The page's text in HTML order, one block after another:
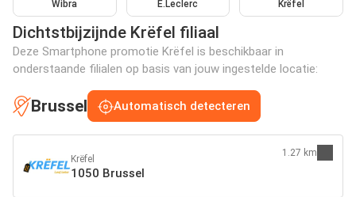
Wibra E.Leclerc Krëfel
Dichtstbijzijnde Krëfel filiaal
Deze Smartphone promotie Krëfel is beschikbaar in
onderstaande filialen op basis van jouw ingestelde locatie:
Brussel Automatisch detecteren
Krëfel
1050 Brussel
1.27 km